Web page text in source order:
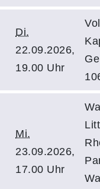
Di.
22.09.2026,
19.00 Uhr
Mi.
23.09.2026,
17.00 Uhr